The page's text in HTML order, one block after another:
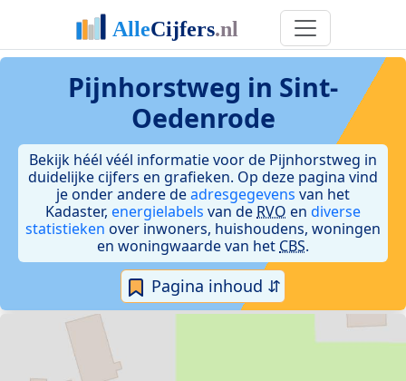
Pijnhorstweg in Sint-
Oedenrode
Bekijk héél véél informatie voor de Pijnhorstweg in
duidelijke cijfers en grafieken. Op deze pagina vind
je onder andere deadresgegevens van het
Kadaster, energielabels van de RVO en diverse
statistieken over inwoners, huishoudens, woningen
en woningwaarde van het CBS.
Pagina inhoud ⇵